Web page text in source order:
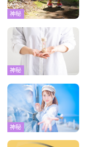
神秘
神秘
神秘